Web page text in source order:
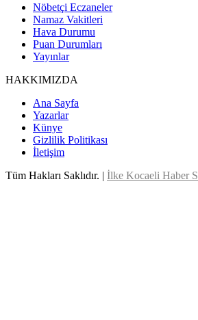
Nöbetçi Eczaneler
Namaz Vakitleri
Hava Durumu
Puan Durumları
Yayınlar
HAKKIMIZDA
Ana Sayfa
Yazarlar
Künye
Gizlilik Politikası
İletişim
Tüm Hakları Saklıdır. | İlke Kocaeli Haber